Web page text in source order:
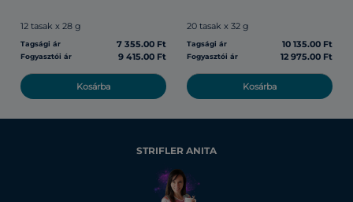
12 tasak x 28 g
Tagsági ár 7 355.00 Ft
Fogyasztói ár 9 415.00 Ft
Kosárba
20 tasak x 32 g
Tagsági ár 10 135.00 Ft
Fogyasztói ár 12 975.00 Ft
Kosárba
STRIFLER ANITA